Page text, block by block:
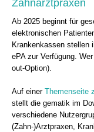
Zahnarztpraxen
Ab 2025 beginnt für
elektronischen
Krankenkassen stellen
ePA zur Verfügung.
out-Option).
Auf einer Themenseite
stellt die gematik im
verschiedene
(Zahn-)Arztpraxen,